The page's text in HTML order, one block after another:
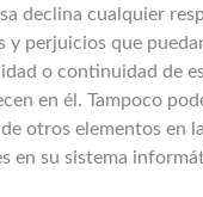
declina cualquier
y perjuicios que
o continuidad de
en él. Tampoco
otros elementos en
en su sistema